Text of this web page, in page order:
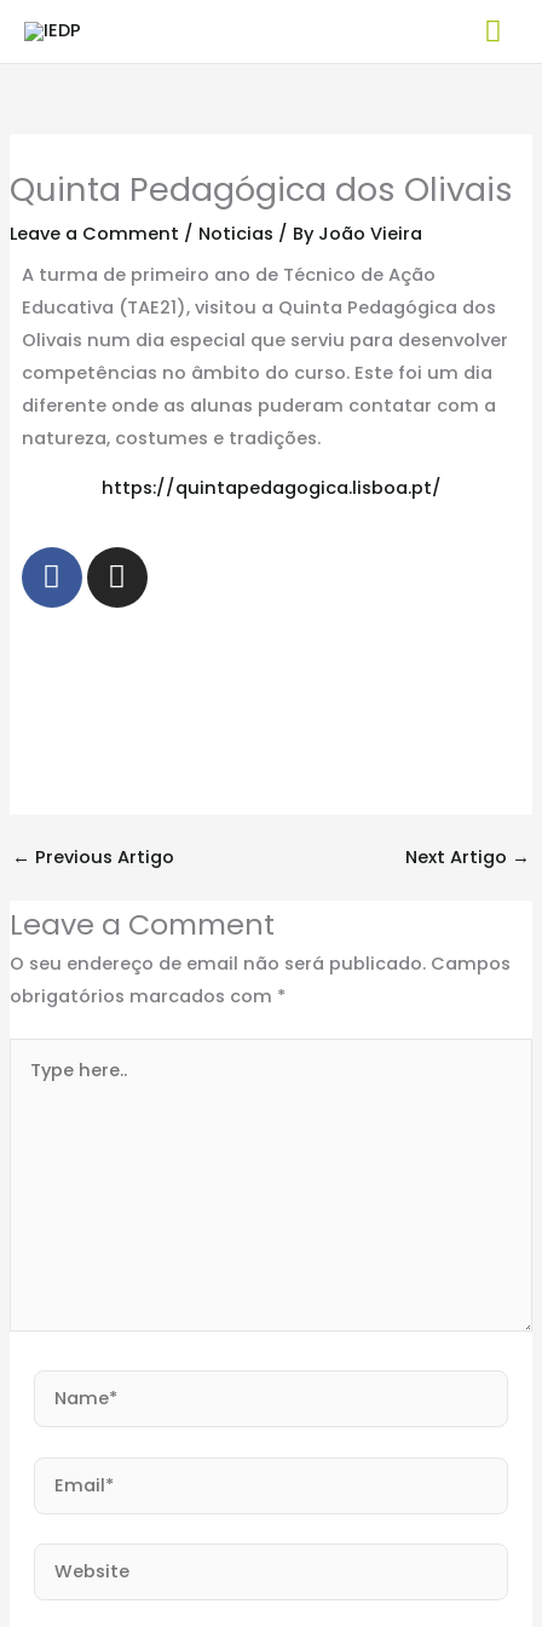
Quinta Pedagógica dos Olivais
Leave a Comment / Noticias / By João Vieira
A turma de primeiro ano de Técnico de Ação
Educativa (TAE21), visitou a Quinta Pedagógica dos
Olivais num dia especial que serviu para desenvolver
competências no âmbito do curso. Este foi um dia
diferente onde as alunas puderam contatar com a
natureza, costumes e tradições.
https://quintapedagogica.lisboa.pt/
F
a
c
I
n
s
← Previous Artigo Next Artigo →
Leave a Comment
O seu endereço de email não será publicado. Campos
obrigatórios marcados com *
here..
Email*
Website